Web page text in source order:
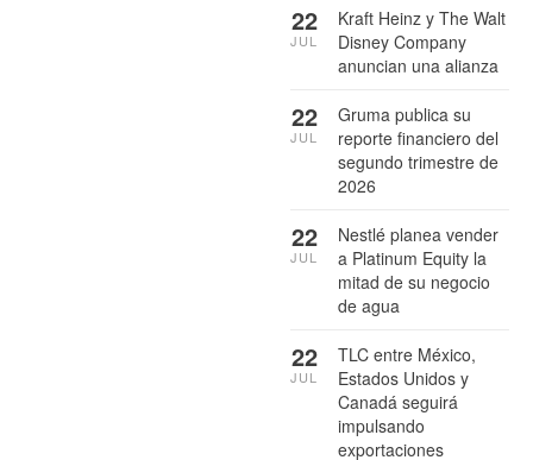
Kraft Heinz y The Walt
Disney Company
anuncian una alianza
22
JUL
Gruma publica su
reporte financiero del
segundo trimestre de
2026
22
JUL
Nestlé planea vender
a Platinum Equity la
mitad de su negocio
de agua
22
JUL
TLC entre México,
Estados Unidos y
Canadá seguirá
impulsando
exportaciones
22
JUL